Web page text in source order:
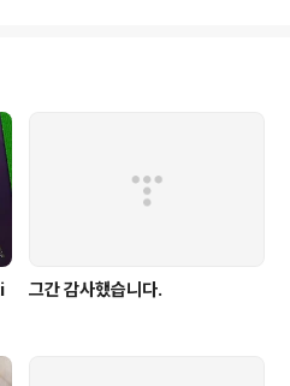
should re
그간 감사했습니다.